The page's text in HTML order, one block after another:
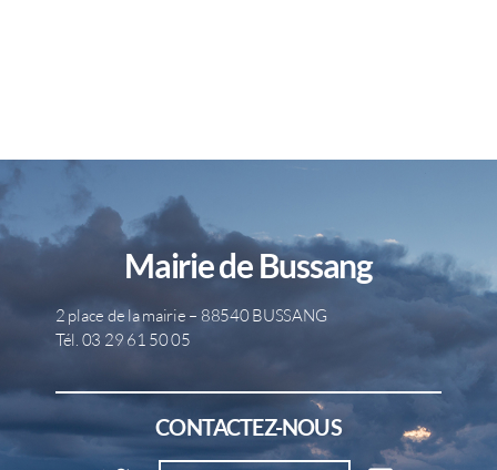
Mairie de Bussang
2 place de la mairie – 88540 BUSSANG
Tél. 03 29 61 50 05
CONTACTEZ-NOUS